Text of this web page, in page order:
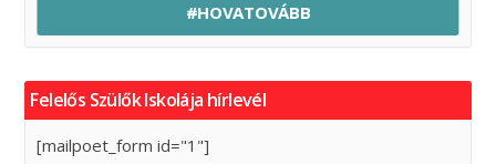
#HOVATOVÁBB
Felelős Szülők Iskolája hírlevél
[mailpoet_form id="1"]